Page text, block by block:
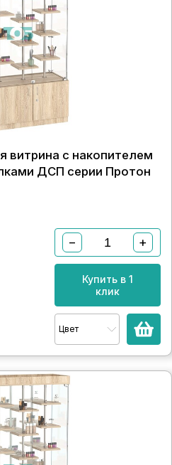
витрина с накопителем
ДСП серии Протон
− +
Купить в 1
клик
Цвет